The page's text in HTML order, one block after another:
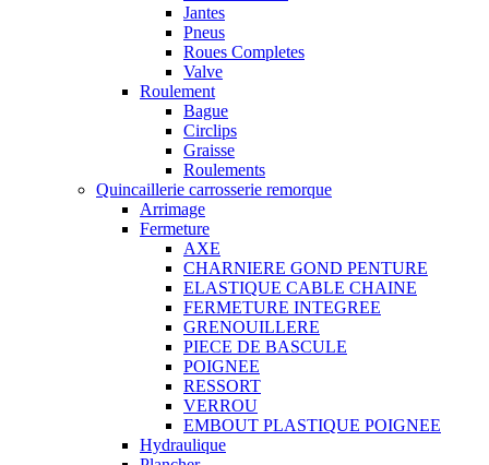
Jantes
Pneus
Roues Completes
Valve
Roulement
Bague
Circlips
Graisse
Roulements
Quincaillerie carrosserie remorque
Arrimage
Fermeture
AXE
CHARNIERE GOND PENTURE
ELASTIQUE CABLE CHAINE
FERMETURE INTEGREE
GRENOUILLERE
PIECE DE BASCULE
POIGNEE
RESSORT
VERROU
EMBOUT PLASTIQUE POIGNEE
Hydraulique